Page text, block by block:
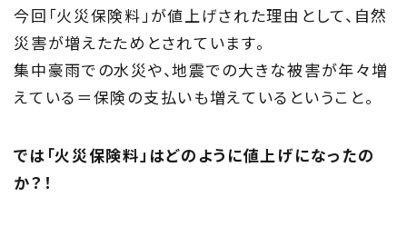
私たちの目指す家づくり
Members
住まい夢ネット加盟工務店
Project
私たちの取り組み
今回「火災保険料」が値上げされた理由として、自然
災害が増えたためとされています。
集中豪雨での水災や、地震での大きな被害が年々増
えている＝保険の支払いも増えているということ。
では「火災保険料」はどのように値上げになったの
か？！